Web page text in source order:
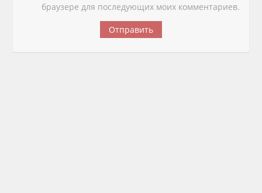
браузере для последующих моих комментариев.